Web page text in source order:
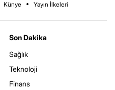
Künye Yayın İlkeleri
Son Dakika
Sağlık
Teknoloji
Finans